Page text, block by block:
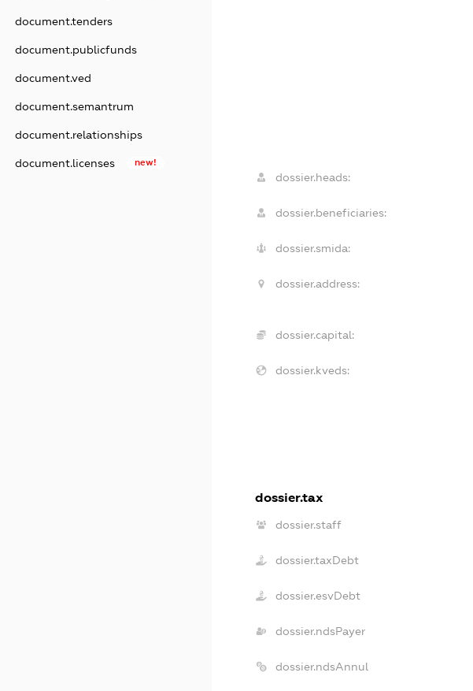
document.tenders
document.publicfunds
document.ved
document.semantrum
document.relationships
document.licenses new!
dossier.heads:
dossier.beneficiaries:
dossier.smida:
dossier.address:
dossier.capital:
dossier.kveds:
dossier.tax
dossier.staff
dossier.taxDebt
dossier.esvDebt
dossier.ndsPayer
dossier.ndsAnnul